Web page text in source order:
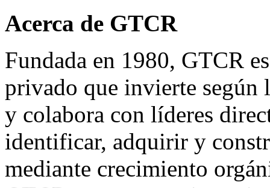
Acerca de GTCR
Fundada en 1980, GTCR
privado que invierte
y colabora con líderes
identificar, adquirir y
mediante crecimiento